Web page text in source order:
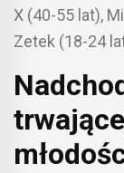
X (40-55 lat),
Zetek (18-24